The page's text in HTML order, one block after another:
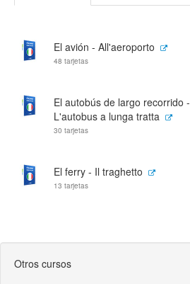
El avión - All'aeroporto
48 tarjetas
El autobús de largo recorrido -
L'autobus a lunga tratta
30 tarjetas
El ferry - Il traghetto
13 tarjetas
Otros cursos